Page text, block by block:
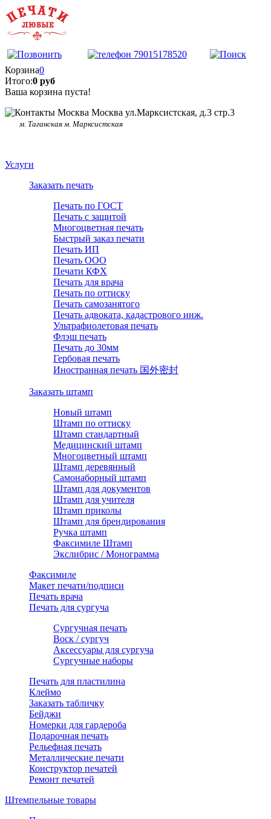
Корзина0
Итого:0 руб
Ваша корзина пуста!
Москва ул.Марксистская, д.3 стр.3
м. Таганская м. Марксистская
Услуги
Заказать печать
Печать по ГОСТ
Печать с защитой
Многоцветная печать
Быстрый заказ печати
Печать ИП
Печать ООО
Печати КФХ
Печать для врача
Печать по оттиску
Печать самозанятого
Печать адвоката, кадастрового инж.
Ультрафиолетовая печать
Флэш печать
Печать до 30мм
Гербовая печать
Иностранная печать 国外密封
Заказать штамп
Новый штамп
Штамп по оттиску
Штамп стандартный
Медицинский штамп
Многоцветный штамп
Штамп деревянный
Самонаборный штамп
Штамп для документов
Штамп для учителя
Штамп приколы
Штамп для брендирования
Ручка штамп
Факсимиле Штамп
Экслибрис / Монограмма
Факсимиле
Макет печати/подписи
Печать врача
Печать для сургуча
Сургучная печать
Воск / сургуч
Аксессуары для сургуча
Сургучные наборы
Печать для пластилина
Клеймо
Заказать табличку
Бейджи
Номерки для гардероба
Подарочная печать
Рельефная печать
Металлические печати
Конструктор печатей
Ремонт печатей
Штемпельные товары